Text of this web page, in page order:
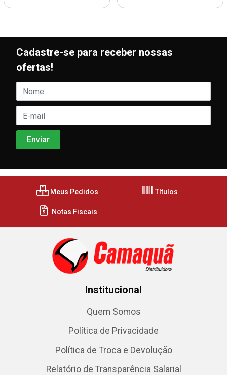
Cadastre-se para receber nossas
ofertas!
Meus Pedidos Títulos
Notas Fiscais
Institucional
Quem Somos
Política de Privacidade
Política de Troca e Devolução
Relatório de Transparência Salarial